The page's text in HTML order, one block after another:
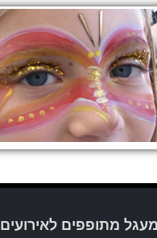
מעגל מתופפים לאירועים